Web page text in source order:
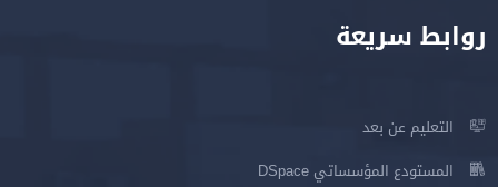
روابط سريعة
التعليم عن بعد
المستودع المؤسساتي DSpace